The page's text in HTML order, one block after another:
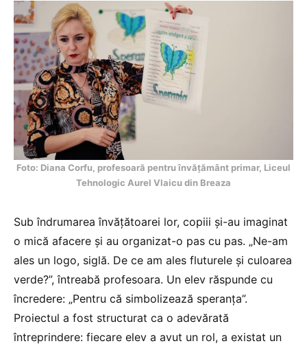
Foto: Diana Corfu, profesoară pentru învățământ primar, Liceul
Tehnologic Aurel Vlaicu din Breaza
Sub îndrumarea învățătoarei lor, copiii și-au imaginat
o mică afacere și au organizat-o pas cu pas. „Ne-am
ales un logo, siglă. De ce am ales fluturele și culoarea
verde?”, întreabă profesoara. Un elev răspunde cu
încredere: „Pentru că simbolizează speranța”.
Proiectul a fost structurat ca o adevărată
întreprindere: fiecare elev a avut un rol, a existat un